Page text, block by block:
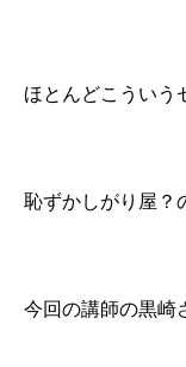
ほとんどこういう
恥ずかしがり屋？
今回の講師の黒崎